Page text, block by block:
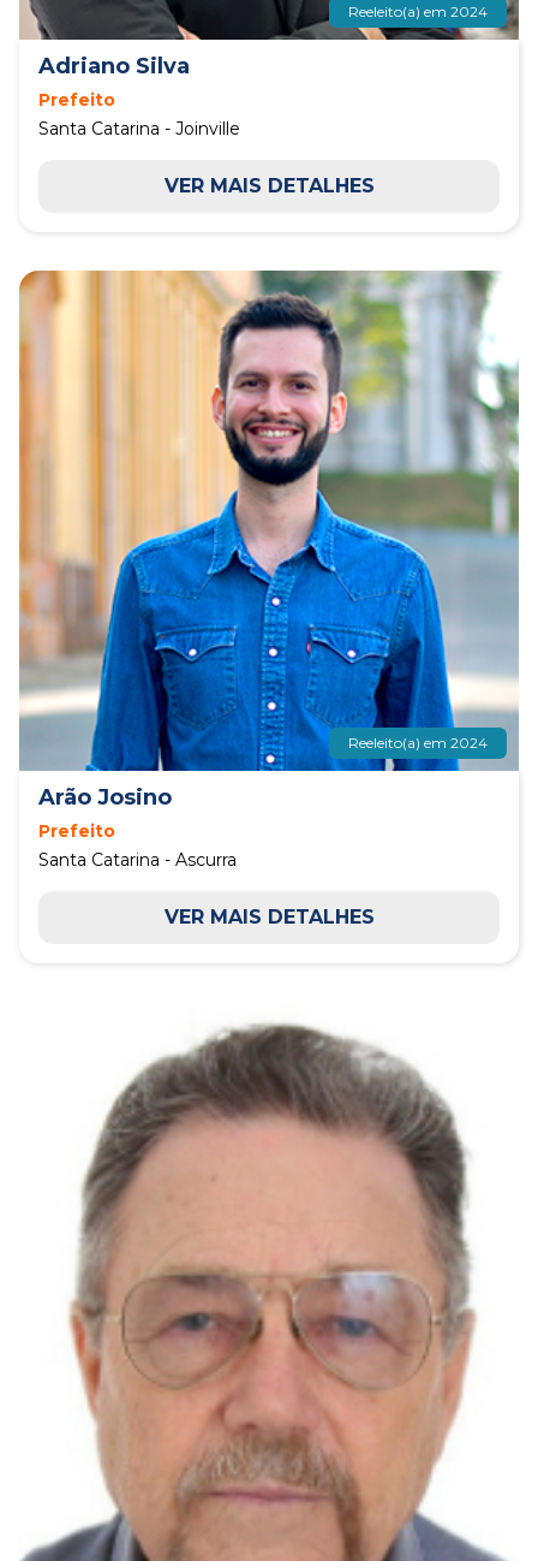
Reeleito(a) em 2024
Adriano Silva
Prefeito
Santa Catarina - Joinville
VER MAIS DETALHES
Reeleito(a) em 2024
Arão Josino
Prefeito
Santa Catarina - Ascurra
VER MAIS DETALHES